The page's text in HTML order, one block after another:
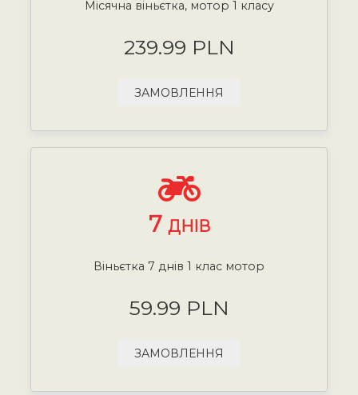
Місячна віньєтка, мотор 1 класу
239.99 PLN
ЗАМОВЛЕННЯ
7 ДНІВ
Віньєтка 7 днів 1 клас мотор
59.99 PLN
ЗАМОВЛЕННЯ